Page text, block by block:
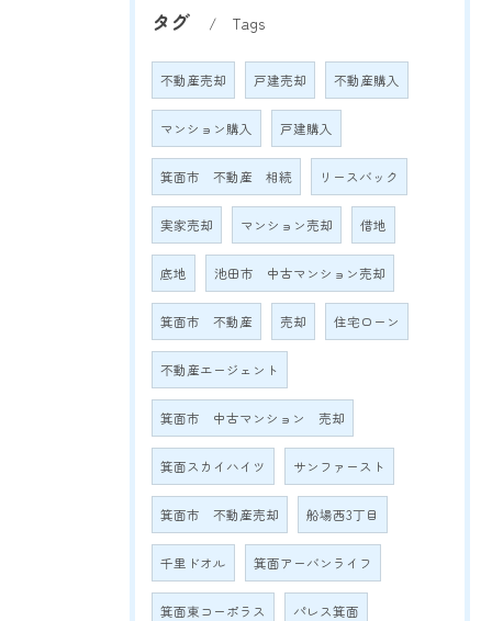
タグ Tags
不動産売却 戸建売却 不動産購入
マンション購入 戸建購入
箕面市 不動産 相続 リースバック
実家売却 マンション売却 借地
底地 池田市 中古マンション売却
箕面市 不動産 売却 住宅ローン
不動産エージェント
箕面市 中古マンション 売却
箕面スカイハイツ サンファースト
箕面市 不動産売却 船場西3丁目
千里ドオル 箕面アーバンライフ
箕面東コーポラス パレス箕面